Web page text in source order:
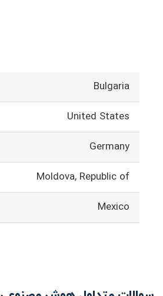
Bulgaria
United States
Germany
Moldova, Republic of
Mexico